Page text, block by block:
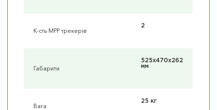
К-сть MPP трекерів
2
Габарити
525x470x262
мм
Вага
25 кг